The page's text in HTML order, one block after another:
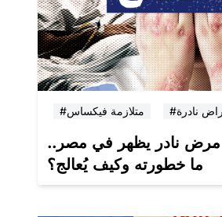
#متلازمة فيكساس نادرة
مرض نادر يظهر في مصر..
ما خطورته وكيف يُعالج؟